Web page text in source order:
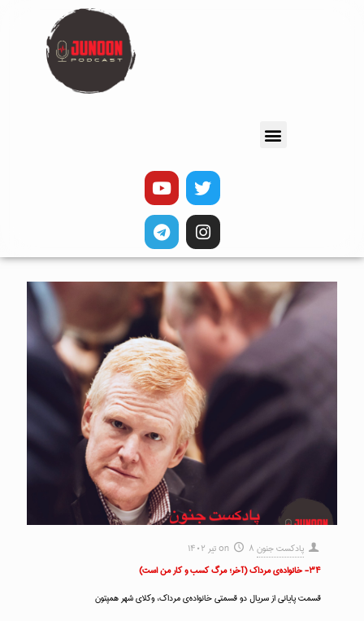
پادکست جنون on
۸ تیر ۱۴۰۲
۳۴- خانواده‌ی مرداک (آخر؛ مرگ کسب و کار من است)
قسمت پایانی از سریال دو قسمتی خانواده‌ی مرداک، وکلای شهر همپتون